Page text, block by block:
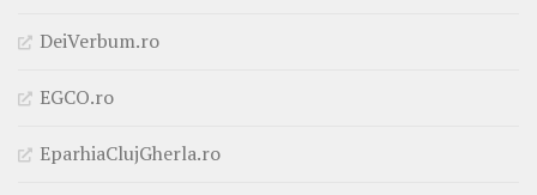
DeiVerbum.ro
EGCO.ro
EparhiaClujGherla.ro